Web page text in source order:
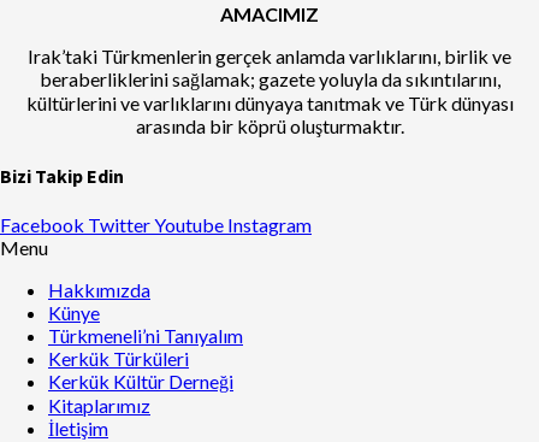
AMACIMIZ
Irak’taki Türkmenlerin gerçek anlamda varlıklarını, birlik ve
beraberliklerini sağlamak; gazete yoluyla da sıkıntılarını,
kültürlerini ve varlıklarını dünyaya tanıtmak ve Türk dünyası
arasında bir köprü oluşturmaktır.
Bizi Takip Edin
Facebook TwitterYoutube Instagram
Menu
Hakkımızda
Künye
Türkmeneli’ni Tanıyalım
Kerkük Türküleri
Kerkük Kültür Derneği
Kitaplarımız
İletişim